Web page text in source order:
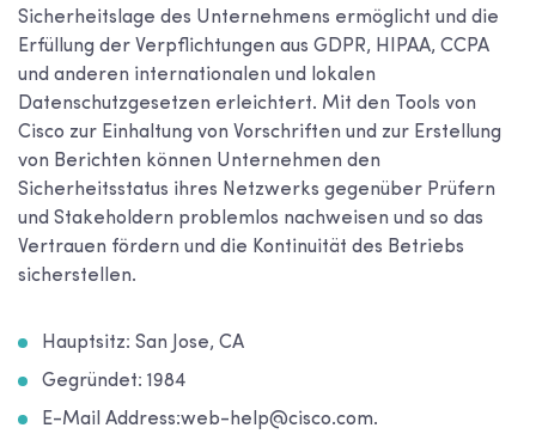
Sicherheitslage des Unternehmens ermöglicht und die
Erfüllung der Verpflichtungen aus GDPR, HIPAA, CCPA
und anderen internationalen und lokalen
Datenschutzgesetzen erleichtert. Mit den Tools von
Cisco zur Einhaltung von Vorschriften und zur Erstellung
von Berichten können Unternehmen den
Sicherheitsstatus ihres Netzwerks gegenüber Prüfern
und Stakeholdern problemlos nachweisen und so das
Vertrauen fördern und die Kontinuität des Betriebs
sicherstellen.
Hauptsitz: San Jose, CA
Gegründet: 1984
E-Mail Address:web-help@cisco.com.